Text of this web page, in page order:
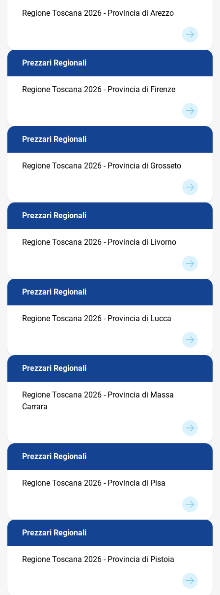
Regione Toscana 2026 - Provincia di Arezzo
Prezzari Regionali
Regione Toscana 2026 - Provincia di Firenze
Prezzari Regionali
Regione Toscana 2026 - Provincia di Grosseto
Prezzari Regionali
Regione Toscana 2026 - Provincia di Livorno
Prezzari Regionali
Regione Toscana 2026 - Provincia di Lucca
Prezzari Regionali
Regione Toscana 2026 - Provincia di Massa
Carrara
Prezzari Regionali
Regione Toscana 2026 - Provincia di Pisa
Prezzari Regionali
Regione Toscana 2026 - Provincia di Pistoia